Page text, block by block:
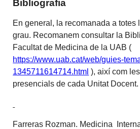
Bibliografia
En general, la recomanada a totes
grau. Recomanem consultar la
Facultat de Medicina de la UAB (
https://www.uab.cat/web/guies-
1345711614714.html ), així com
presencials de cada Unitat Docent.
Farreras Rozman. Medicina